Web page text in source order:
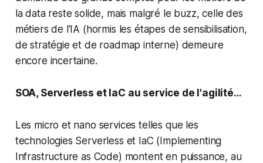
la data reste solide, mais malgré le buzz, celle des
métiers de l'IA (hormis les étapes de sensibilisation,
de stratégie et de roadmap interne) demeure
encore incertaine.
SOA, Serverless et IaC au service de l'agilité…
Les micro et nano services telles que les
technologies Serverless et IaC (Implementing
Infrastructure as Code) montent en puissance, au